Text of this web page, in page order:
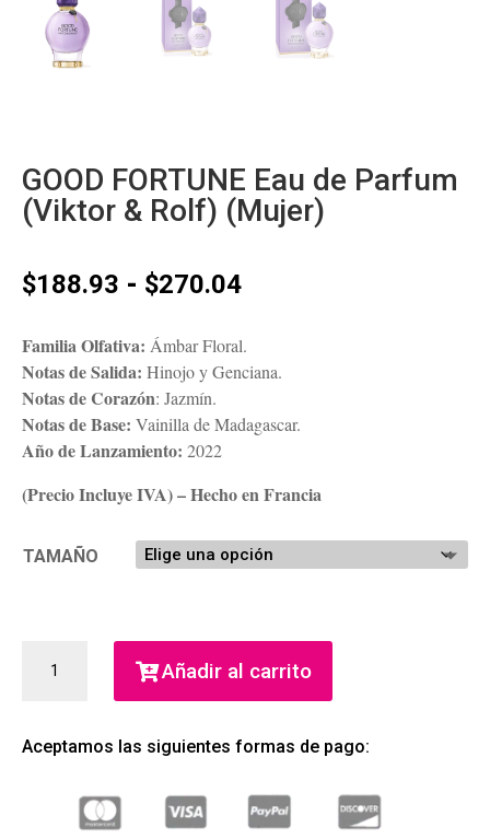
GOOD FORTUNE Eau de Parfum
(Viktor & Rolf) (Mujer)
$188.93 - $270.04Rango
precios:
desde
$188.93
$270.04
Familia Olfativa: Ámbar Floral.
Notas de Salida: Hinojo y Genciana.
Notas de Corazón: Jazmín.
Notas de Base: Vainilla de Madagascar.
Año de Lanzamiento: 2022
(Precio Incluye IVA) – Hecho en Francia
TAMAÑO
FORTUNE
PARFUM
Añadir al carrito
Aceptamos las siguientes formas de pago: